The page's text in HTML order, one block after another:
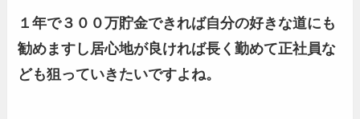
１年で３００万貯金できれば自分の好きな道にも
勧めますし居心地が良ければ長く勤めて正社員な
ども狙っていきたいですよね。